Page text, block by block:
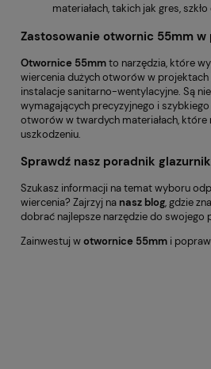
materiałach, takich jak gres,
Zastosowanie otwornic 55mm
Otwornice 55mmto narzędzia, które
wiercenia dużych otworów w projektach
instalacje sanitarno-wentylacyjne. Są
wymagających precyzyjnego i
otworów w twardych materiałach, które
uszkodzeniu.
Sprawdź nasz poradnik
Szukasz informacji na temat wyboru
wiercenia? Zajrzyj na nasz blog, gdzie
dobrać najlepsze narzędzie do swojego
Zainwestuj wotwornice 55mm i